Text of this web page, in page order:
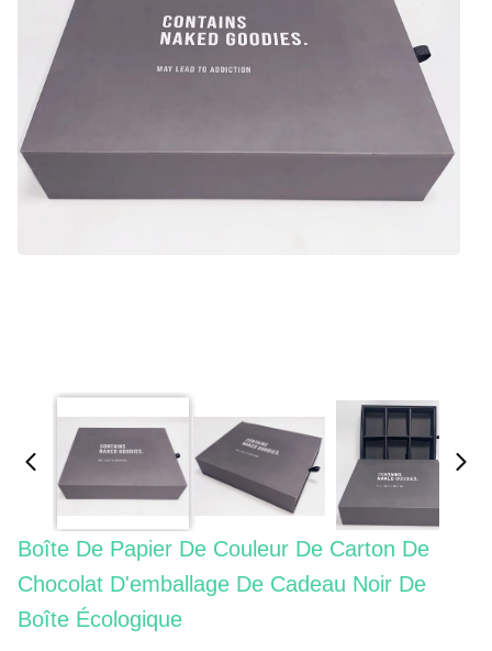
Boîte De Papier De Couleur De Carton De
Chocolat D'emballage De Cadeau Noir De
Boîte Écologique